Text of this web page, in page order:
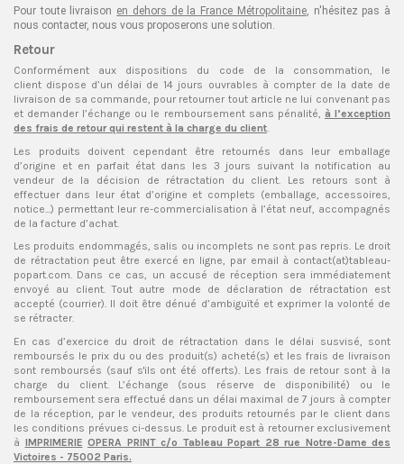
Pour toute livraison en dehors de la France Métropolitaine, n'hésitez pas à
nous contacter, nous vous proposerons une solution.
Retour
Conformément aux dispositions du code de la consommation, le
client dispose d’un délai de 14 jours ouvrables à compter de la date de
livraison de sa commande, pour retourner tout article ne lui convenant pas
et demander l’échange ou le remboursement sans pénalité, à l’exception
des frais de retour qui restent à la charge du client.
Les produits doivent cependant être retournés dans leur emballage
d’origine et en parfait état dans les 3 jours suivant la notification au
vendeur de la décision de rétractation du client. Les retours sont à
effectuer dans leur état d’origine et complets (emballage, accessoires,
notice...) permettant leur re-commercialisation à l’état neuf, accompagnés
de la facture d’achat.
Les produits endommagés, salis ou incomplets ne sont pas repris. Le droit
de rétractation peut être exercé en ligne, par email à contact(at)tableau-
popart.com. Dans ce cas, un accusé de réception sera immédiatement
envoyé au client. Tout autre mode de déclaration de rétractation est
accepté (courrier). Il doit être dénué d’ambiguïté et exprimer la volonté de
se rétracter.
En cas d’exercice du droit de rétractation dans le délai susvisé, sont
remboursés le prix du ou des produit(s) acheté(s) et les frais de livraison
sont remboursés (sauf s'ils ont été offerts). Les frais de retour sont à la
charge du client. L’échange (sous réserve de disponibilité) ou le
remboursement sera effectué dans un délai maximal de 7 jours à compter
de la réception, par le vendeur, des produits retournés par le client dans
les conditions prévues ci-dessus. Le produit est à retourner exclusivement
à IMPRIMERIE OPERA PRINT c/o Tableau Popart 28 rue Notre-Dame des
Victoires - 75002 Paris.